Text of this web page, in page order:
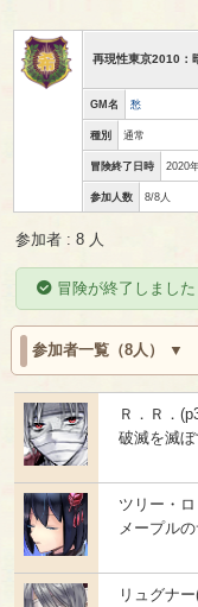
再現性東京2010：
GM名 愁
種別 通常
冒険終了日時 2020
参加人数 8/8人
参加者 : 8 人
冒険が終了しまし
参加者一覧（8人）
Ｒ．Ｒ．
破滅を滅
ツリー・
メープル
リュグナ